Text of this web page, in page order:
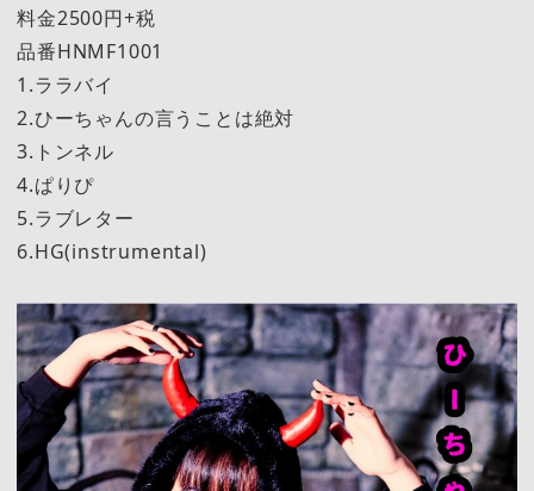
料金2500円+税
品番HNMF1001
1.ララバイ
2.ひーちゃんの言うことは絶対
3.トンネル
4.ぱりぴ
5.ラブレター
6.HG(instrumental)